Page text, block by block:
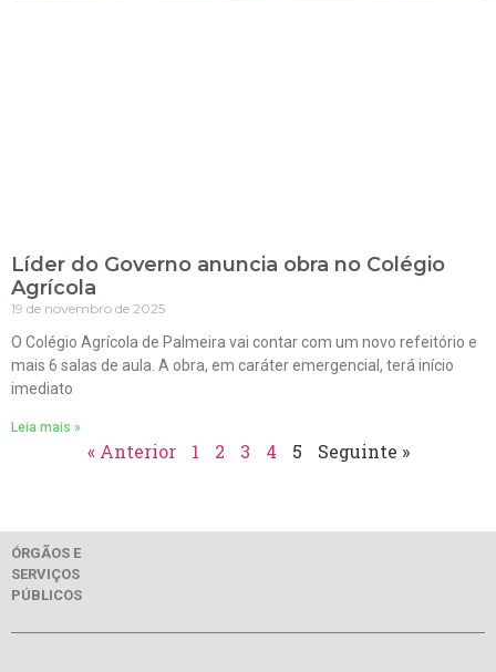
Líder do Governo anuncia obra no Colégio
Agrícola
19 de novembro de 2025
O Colégio Agrícola de Palmeira vai contar com um novo refeitório e
mais 6 salas de aula. A obra, em caráter emergencial, terá início
imediato
Leia mais »
« Anterior 1 2 3 4 5 Seguinte »
ÓRGÃOS E
SERVIÇOS
PÚBLICOS